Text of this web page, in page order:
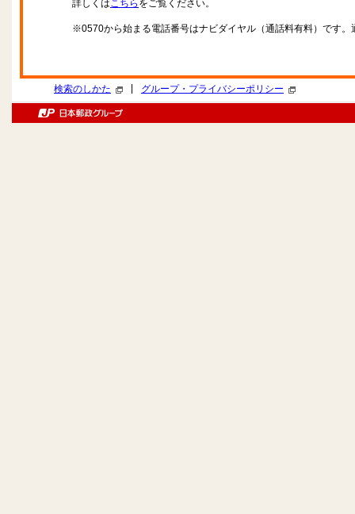
詳しくはこちら をご覧ください。
※0570から始まる電話番号はナビダイヤル（通話料有料）です
検索のしかた グループ・プライバシーポリシー